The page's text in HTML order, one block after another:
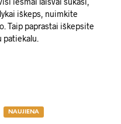
iškeps, nuimkite
Taip paprastai iškepsite
patiekalu.
NAUJIENA